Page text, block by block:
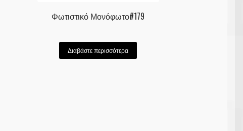
Φωτιστικό Μονόφωτο#179
Διαβάστε περισσότερα